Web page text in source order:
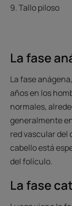
9. Tallo piloso
La fase
La fase
años en los
normales,
generalmente
red vascular del
cabello está
del folículo.
La fase